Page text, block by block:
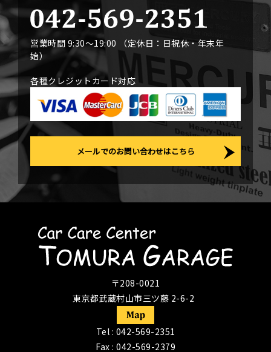
営業時間 9:30〜19:00 （定休日：日祝休・年末年
始）
各種クレジットカード対応
メールでのお問い合わせはこちら
〒208-0021
東京都武蔵村山市三ツ藤 2-6-2
Tel : 042-569-2351
Fax : 042-569-2379